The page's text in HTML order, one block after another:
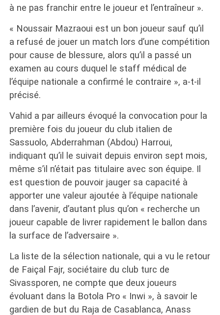
à ne pas franchir entre le joueur et l’entraîneur ».
« Noussair Mazraoui est un bon joueur sauf qu’il
a refusé de jouer un match lors d’une compétition
pour cause de blessure, alors qu’il a passé un
examen au cours duquel le staff médical de
l’équipe nationale a confirmé le contraire », a-t-il
précisé.
Vahid a par ailleurs évoqué la convocation pour la
première fois du joueur du club italien de
Sassuolo, Abderrahman (Abdou) Harroui,
indiquant qu’il le suivait depuis environ sept mois,
même s’il n’était pas titulaire avec son équipe. Il
est question de pouvoir jauger sa capacité à
apporter une valeur ajoutée à l’équipe nationale
dans l’avenir, d’autant plus qu’on « recherche un
joueur capable de livrer rapidement le ballon dans
la surface de l’adversaire ».
La liste de la sélection nationale, qui a vu le retour
de Faiçal Fajr, sociétaire du club turc de
Sivassporen, ne compte que deux joueurs
évoluant dans la Botola Pro « Inwi », à savoir le
gardien de but du Raja de Casablanca, Anass